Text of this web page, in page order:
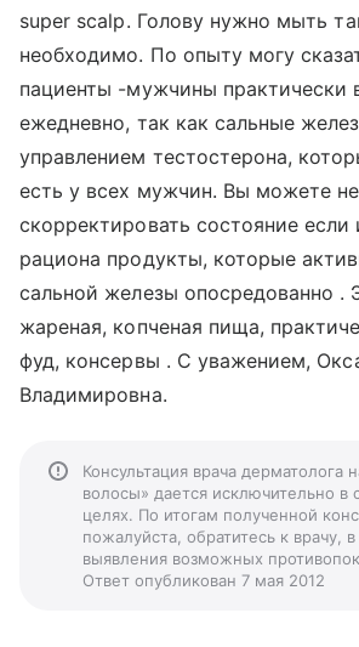
super scalp. Голову нужно мыть
необходимо. По опыту могу
пациенты -мужчины практически
ежедневно, так как сальные
управлением тестостерона,
есть у всех мужчин. Вы можете
скорректировать состояние если
рациона продукты, которые
сальной железы опосредованно .
жареная, копченая пища,
фуд, консервы . С уважением,
Владимировна.
Консультация врача дерматолога
волосы» дается исключительно в
целях. По итогам полученной
пожалуйста, обратитесь к врачу,
выявления возможных
Ответ опубликован 7 мая 2012